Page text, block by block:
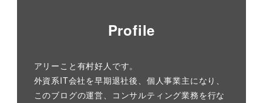
Profile
アリーこと有村好人です。
外資系IT会社を早期退社後、個人事業主になり、
このブログの運営、コンサルティング業務を行な